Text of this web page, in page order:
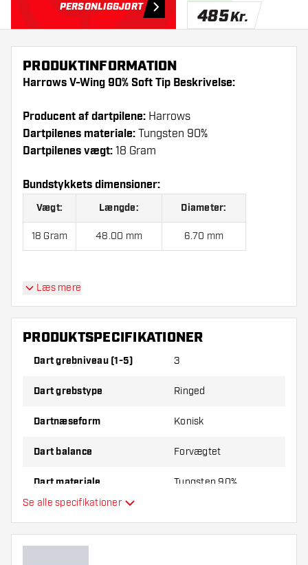
PERSONLIGGJORT 485Kr.
PRODUKTINFORMATION
Harrows V-Wing 90% Soft Tip Beskrivelse:
Producent af dartpilene: Harrows
Dartpilenes materiale: Tungsten 90%
Dartpilenes vægt: 18 Gram
Bundstykkets dimensioner:
Vægt: Længde: Diameter:
18 Gram 48.00 mm 6.70 mm
Harrows V-Wing 90% Soft Tip indeholder:
3 Flights og 3 Skafter.
Læs mere
PRODUKTSPECIFIKATIONER
Dart grebniveau (1-5) 3
Dart grebstype Ringed
Dartnæseform Konisk
Dart balance Forvægtet
Dart materiale Tungsten 90%
Dartspiller
Se alle specifikationer